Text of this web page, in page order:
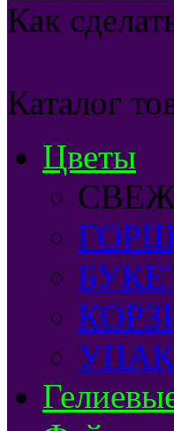
Как
Каталог
Цветы